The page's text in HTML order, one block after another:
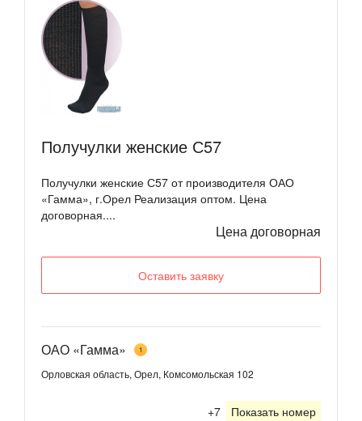
Получулки женские С57
Получулки женские С57 от производителя ОАО
«Гамма», г.Орел Реализация оптом. Цена
договорная....
Цена договорная
Оставить заявку
ОАО «Гамма» 1
Орловская область, Орел, Комсомольская 102
+7 Показать номер